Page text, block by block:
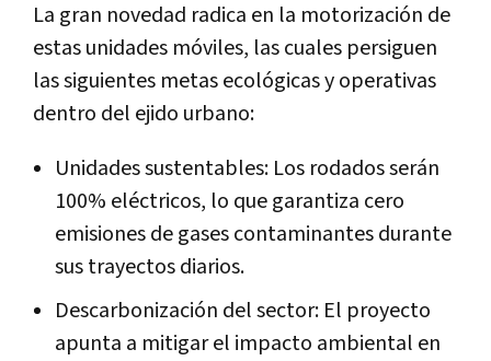
La gran novedad radica en la motorización de
estas unidades móviles, las cuales persiguen
las siguientes metas ecológicas y operativas
dentro del ejido urbano:
Unidades sustentables: Los rodados serán
100% eléctricos, lo que garantiza cero
emisiones de gases contaminantes durante
sus trayectos diarios.
Descarbonización del sector: El proyecto
apunta a mitigar el impacto ambiental en